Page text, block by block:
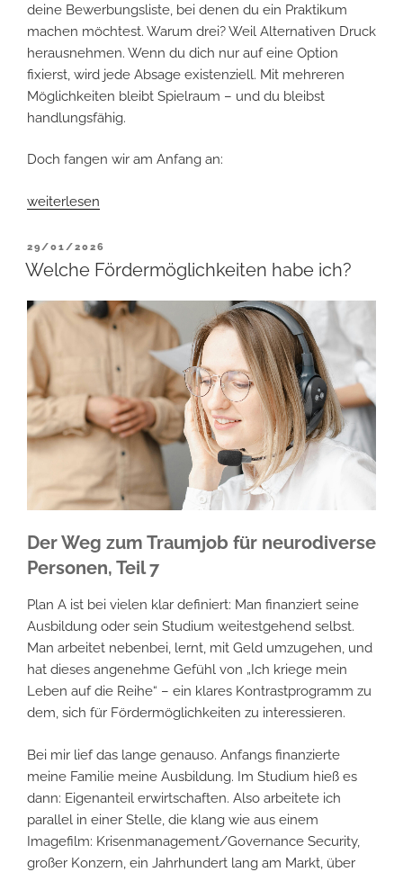
deine Bewerbungsliste, bei denen du ein Praktikum
machen möchtest. Warum drei? Weil Alternativen Druck
herausnehmen. Wenn du dich nur auf eine Option
fixierst, wird jede Absage existenziell. Mit mehreren
Möglichkeiten bleibt Spielraum – und du bleibst
handlungsfähig.
Doch fangen wir am Anfang an:
„Bewerben
Praktika
machen“
weiterlesen
VERÖFFENTLICHT
AM
29/01/2026
Welche Fördermöglichkeiten habe ich?
Der Weg zum Traumjob für neurodiverse
Personen, Teil 7
Plan A ist bei vielen klar definiert: Man finanziert seine
Ausbildung oder sein Studium weitestgehend selbst.
Man arbeitet nebenbei, lernt, mit Geld umzugehen, und
hat dieses angenehme Gefühl von „Ich kriege mein
Leben auf die Reihe“ – ein klares Kontrastprogramm zu
dem, sich für Fördermöglichkeiten zu interessieren.
Bei mir lief das lange genauso. Anfangs finanzierte
meine Familie meine Ausbildung. Im Studium hieß es
dann: Eigenanteil erwirtschaften. Also arbeitete ich
parallel in einer Stelle, die klang wie aus einem
Imagefilm: Krisenmanagement/Governance Security,
großer Konzern, ein Jahrhundert lang am Markt, über